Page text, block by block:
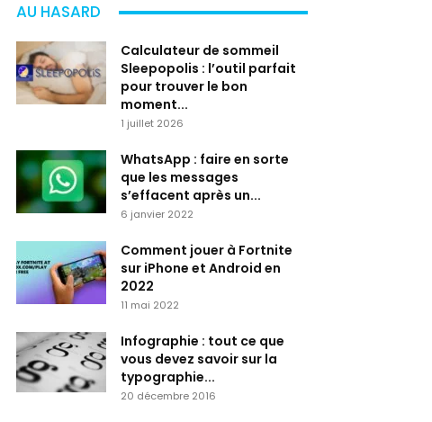
AU HASARD
Calculateur de sommeil
Sleepopolis : l’outil parfait
pour trouver le bon
moment...
1 juillet 2026
WhatsApp : faire en sorte
que les messages
s’effacent après un...
6 janvier 2022
Comment jouer à Fortnite
sur iPhone et Android en
2022
11 mai 2022
Infographie : tout ce que
vous devez savoir sur la
typographie...
20 décembre 2016